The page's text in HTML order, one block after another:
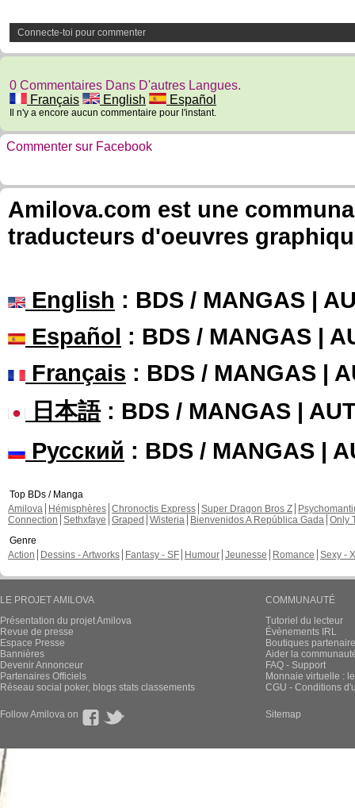
Connecte-toi pour commenter
0 Commentaires Dans D'autres Langues.
Français
English Español
Il n'y a encore aucun commentaire pour l'instant.
Commenter sur Facebook
Amilova.com est une
traducteurs d'oeuvres
English : BDS / MANGAS |
Español : BDS / MANGAS |
Français : BDS / MANGAS |
日本語: BDS / MANGAS |
Русский : BDS / MANGAS |
Top BDs / Manga
Amilova
Hémisphères Chronoctis Express Super Dragon Bros Z
Connection Sethxfaye Graped Wisteria Bienvenidos A República Gada Only
Genre
Action
Dessins - Artworks Fantasy - SF Humour Jeunesse Romance Sexy -
LE PROJET AMILOVA
Présentation du projet Amilova
Revue de presse
Espace Presse
Bannières
Devenir Annonceur
Partenaires Officiels
Réseau social poker, blogs stats classements
COMMUNAUTÉ
Tutoriel du lecteur
Évènements IRL
Boutiques
Aider la
FAQ - Support
Monnaie virtuelle :
CGU - Conditions
Follow Amilova on Sitemap